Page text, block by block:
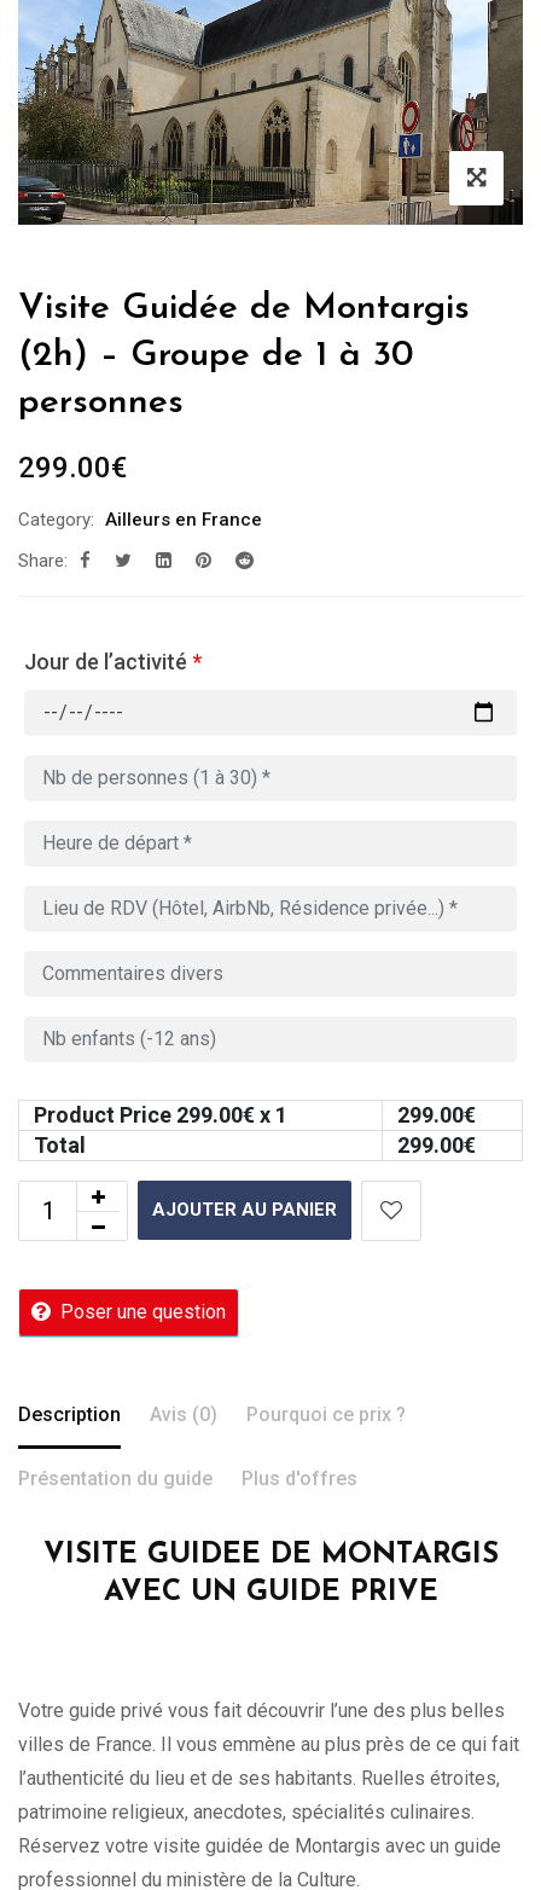
Visite Guidée de Montargis
(2h) – Groupe de 1 à 30
personnes
299.00€
Category: Ailleurs en France
Share:
Jour de l’activité *
Product Price 299.00€ x 1 299.00€
Total
299.00€
AJOUTER AU PANIER
Poser une question
Description Avis (0) Pourquoi ce prix ?
Présentation du guide Plus d'offres
VISITE GUIDEE DE MONTARGIS
AVEC UN GUIDE PRIVE
Votre guide privé vous fait découvrir l’une des plus belles
villes de France. Il vous emmène au plus près de ce qui fait
l’authenticité du lieu et de ses habitants. Ruelles étroites,
patrimoine religieux, anecdotes, spécialités culinaires.
Réservez votre visite guidée de Montargis avec un guide
professionnel du ministère de la Culture.